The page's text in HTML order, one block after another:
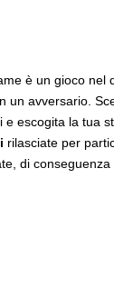
è un gioco nel
un avversario.
e escogita la tua
rilasciate per
di conseguenza